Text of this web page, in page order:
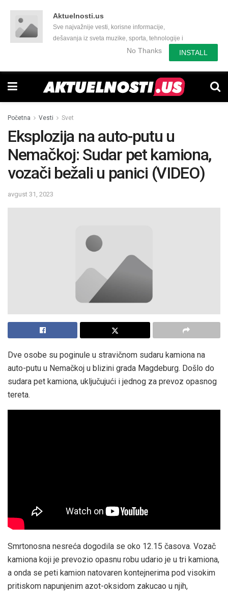
Aktuelnosti.us
Sve najvažnije vesti, korisne informacije,
dešavanja iz sveta muzike, sporta, tehnologije i
još mnogo toga zanimljivog.No Thanks INSTALL
Početna Vesti Svet
Eksplozija na auto-putu u
Nemačkoj: Sudar pet kamiona,
vozači bežali u panici (VIDEO)
avgust 31, 2023
Dve osobe su poginule u stravičnom sudaru kamiona na
auto-putu u Nemačkoj u blizini grada Magdeburg. Došlo do
sudara pet kamiona, uključujući i jednog za prevoz opasnog
tereta.
Smrtonosna nesreća dogodila se oko 12.15 časova. Vozač
kamiona koji je prevozio opasnu robu udario je u tri kamiona,
a onda se peti kamion natovaren kontejnerima pod visokim
pritiskom napunjenim azot-oksidom zakucao u njih,